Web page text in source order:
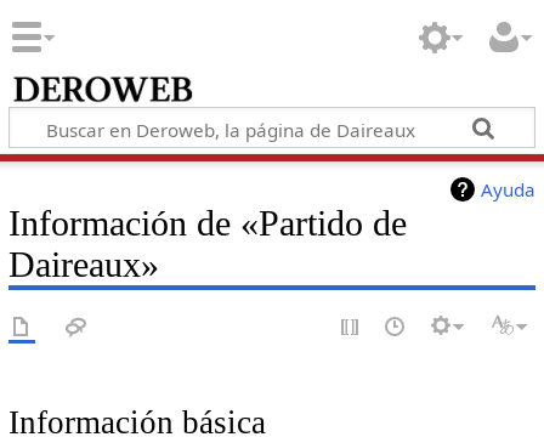
Ayuda
Información de «Partido de
Daireaux»
Información básica